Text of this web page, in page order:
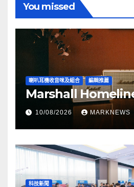
You missed
喇叭耳機收音咪及組合 編輯推薦
Marshall
10/08/2026 MARKNEWS
科技新聞